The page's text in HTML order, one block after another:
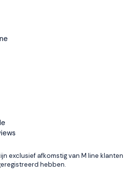
exclusief afkomstig van M line klanten
hebben.